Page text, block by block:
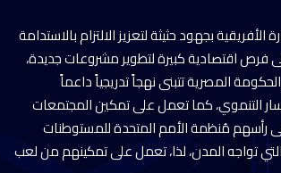
منذ قمة المناخ 2022، في تمثيل القارة الأفريقية بجهود حثيثة لتعزيز الالتزام بالاستدامة
فرص اقتصادية كبيرة لتطوير مشروعات جديدة،
المصرية تتبنى نهجاً تدريجياً داعماً
التنموي، كما تعمل على تمكين المجتمعات
رأسهم مُنظمة الأمم المتحدة للمستوطنات
تواجه المدن، لذا، تعمل على تمكينهم من لعب